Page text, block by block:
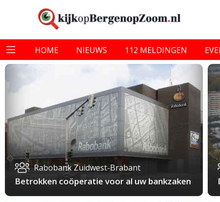
HOME NIEUWS 112 MELDINGEN
Rabobank Zuidwest-Brabant
Betrokken coöperatie voor al uw bankzaken